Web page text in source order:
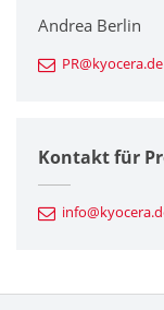
Drucker /
Feinkeramik-
Automotive
Elektronische
Andrea Berlin
PR@kyocera.de
Kontakt für